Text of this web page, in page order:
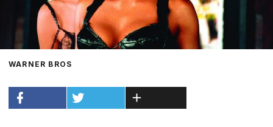
WARNER BROS